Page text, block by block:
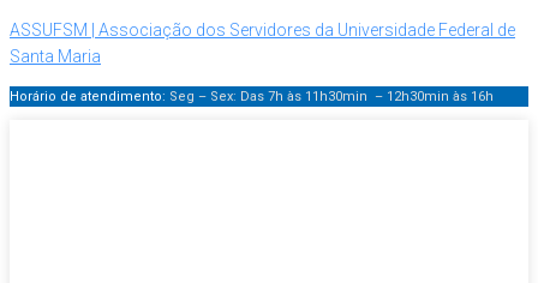
ASSUFSM | Associação dos Servidores da Universidade Federal de
Santa Maria
Horário de atendimento: Seg – Sex: Das 7h às 11h30min – 12h30min às 16h